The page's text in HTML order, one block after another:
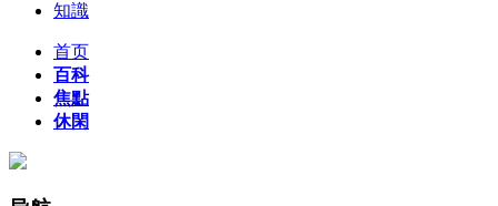
知識
首页
百科
焦點
休閑